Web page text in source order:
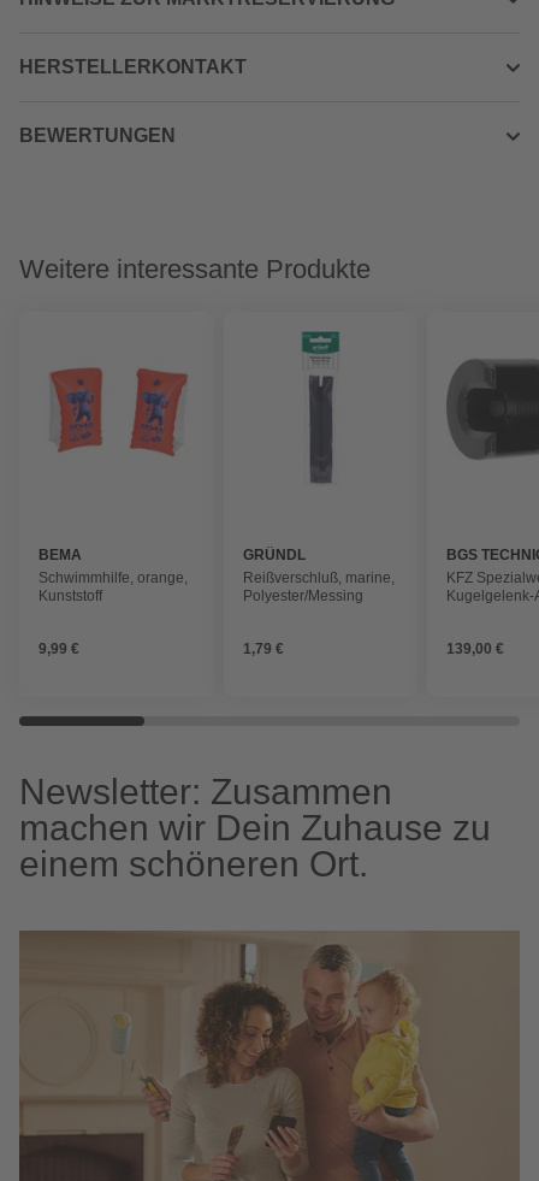
HERSTELLERKONTAKT
BEWERTUNGEN
Weitere interessante Produkte
BEMA
Schwimmhilfe, orange,
Kunststoff
9,99 €
GRÜNDL
Reißverschluß, marine,
Polyester/Messing
1,79 €
BGS
KFZ
Kugelgelenk-
139,00 €
Newsletter: Zusammen
machen wir Dein Zuhause zu
einem schöneren Ort.